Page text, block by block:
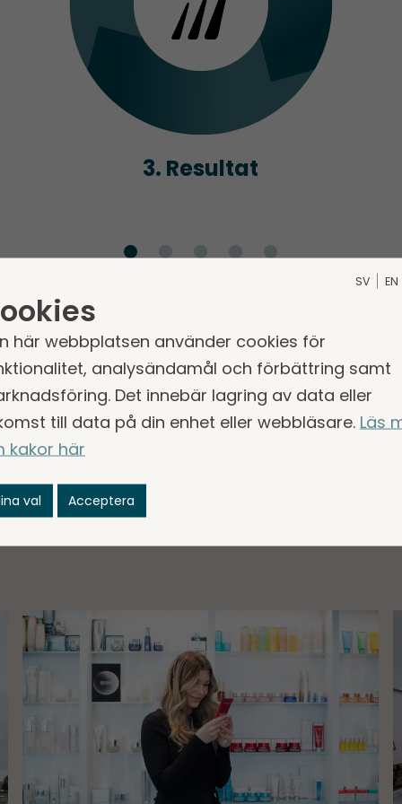
3. Resultat
i tre affärsområden – Services, Trade och
med operativ närvaro i cirka 30
SV EN
här webbplatsen använder cookies för
analysändamål och förbättring samt
Det innebär lagring av data eller
till data på din enhet eller webbläsare. Läs
kakor här
val Acceptera